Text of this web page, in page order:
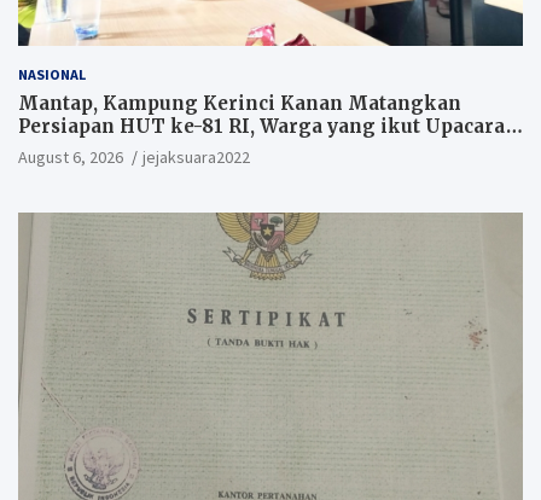
NASIONAL
Mantap, Kampung Kerinci Kanan Matangkan
Persiapan HUT ke-81 RI, Warga yang ikut Upacara
Berkesempatan Raih Hadiah
August 6, 2026 jejaksuara2022